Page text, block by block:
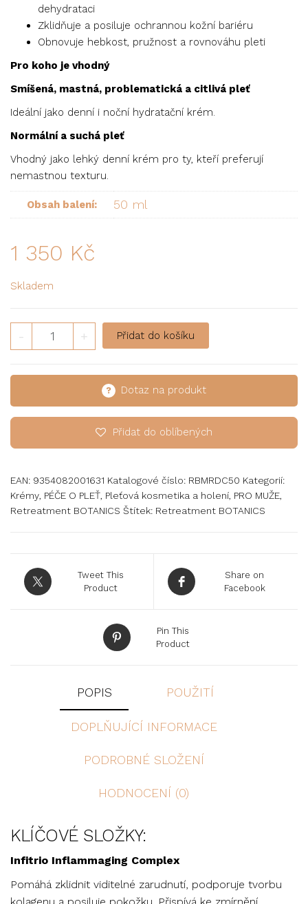
dehydrataci
Zklidňuje a posiluje ochrannou kožní bariéru
Obnovuje hebkost, pružnost a rovnováhu pleti
Pro koho je vhodný
Smíšená, mastná, problematická a citlivá pleť
Ideální jako denní i noční hydratační krém.
Normální a suchá pleť
Vhodný jako lehký denní krém pro ty, kteří preferují
nemastnou texturu.
Obsah balení: 50 ml
1 350 Kč
Skladem
- + Přidat do košíku
Dotaz na produkt
Přidat do oblíbených
EAN: 9354082001631 Katalogové číslo: RBMRDC50 Kategorií:
Krémy, PÉČE O PLEŤ, Pleťová kosmetika a holení, PRO MUŽE,
Retreatment BOTANICS Štítek: Retreatment BOTANICS
Tweet This
Product
Share on
Facebook
Pin This
Product
POPIS POUŽITÍ
DOPLŇUJÍCÍ INFORMACE
PODROBNÉ SLOŽENÍ
HODNOCENÍ (0)
KLÍČOVÉ SLOŽKY:
Infitrio Inflammaging Complex
Pomáhá zklidnit viditelné zarudnutí, podporuje tvorbu